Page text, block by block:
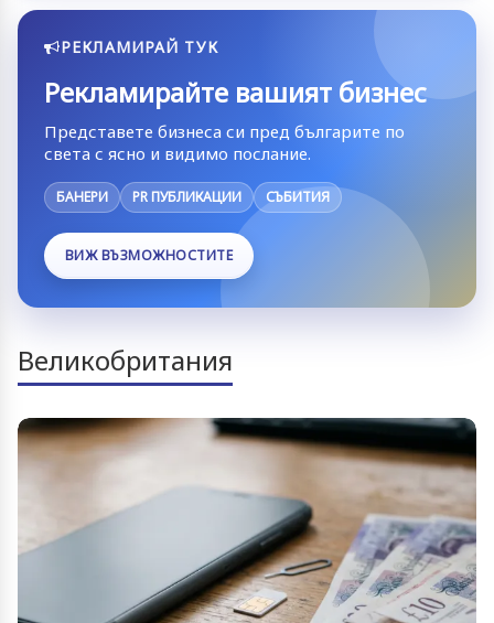
РЕКЛАМИРАЙ ТУК
Рекламирайте вашият бизнес
Представете бизнеса си пред българите по
света с ясно и видимо послание.
БАНЕРИ PR ПУБЛИКАЦИИ СЪБИТИЯ
ВИЖ ВЪЗМОЖНОСТИТЕ
Великобритания